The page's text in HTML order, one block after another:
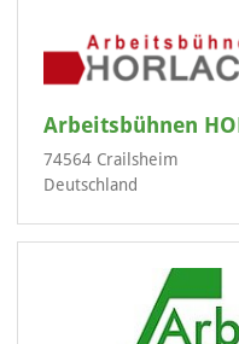
Arbeitsbühnen
74564 Crailsheim
Deutschland